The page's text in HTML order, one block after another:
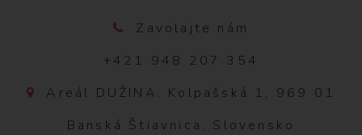
Zavolajte nám
+421 948 207 354
Areál DUŽINA, Kolpašská 1, 969 01
Banská Štiavnica, Slovensko